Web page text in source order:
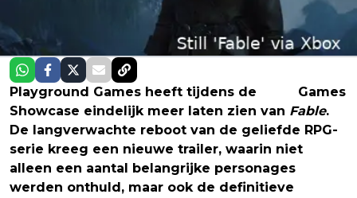
Playground Games heeft tijdens de
Games
Showcase eindelijk meer laten zien van Fable.
De langverwachte reboot van de geliefde RPG-
serie kreeg een nieuwe trailer, waarin niet
alleen een aantal belangrijke personages
werden onthuld, maar ook de definitieve